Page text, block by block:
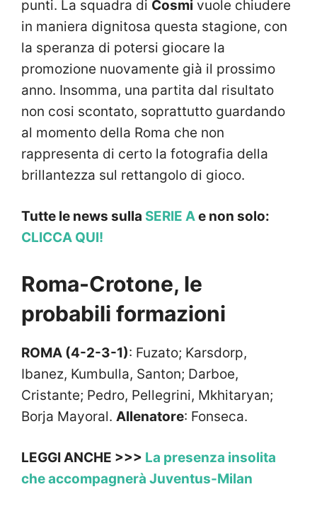
punti. La squadra di Cosmi vuole chiudere
in maniera dignitosa questa stagione, con
la speranza di potersi giocare la
promozione nuovamente già il prossimo
anno. Insomma, una partita dal risultato
non cosi scontato, soprattutto guardando
al momento della Roma che non
rappresenta di certo la fotografia della
brillantezza sul rettangolo di gioco.
Tutte le news sulla SERIE Ae non solo:
CLICCA QUI!
Roma-Crotone, le
probabili formazioni
ROMA (4-2-3-1): Fuzato; Karsdorp,
Ibanez, Kumbulla, Santon; Darboe,
Cristante; Pedro, Pellegrini, Mkhitaryan;
Borja Mayoral. Allenatore: Fonseca.
LEGGI ANCHE >>> La presenza insolita
che accompagnerà Juventus-Milan